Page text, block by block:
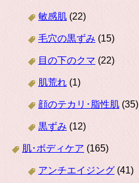
敏感肌 (22)
毛穴の黒ずみ (15)
目の下のクマ (22)
肌荒れ (1)
顔のテカリ･脂性肌 (35)
黒ずみ (12)
肌･ボディケア (165)
アンチエイジング (41)